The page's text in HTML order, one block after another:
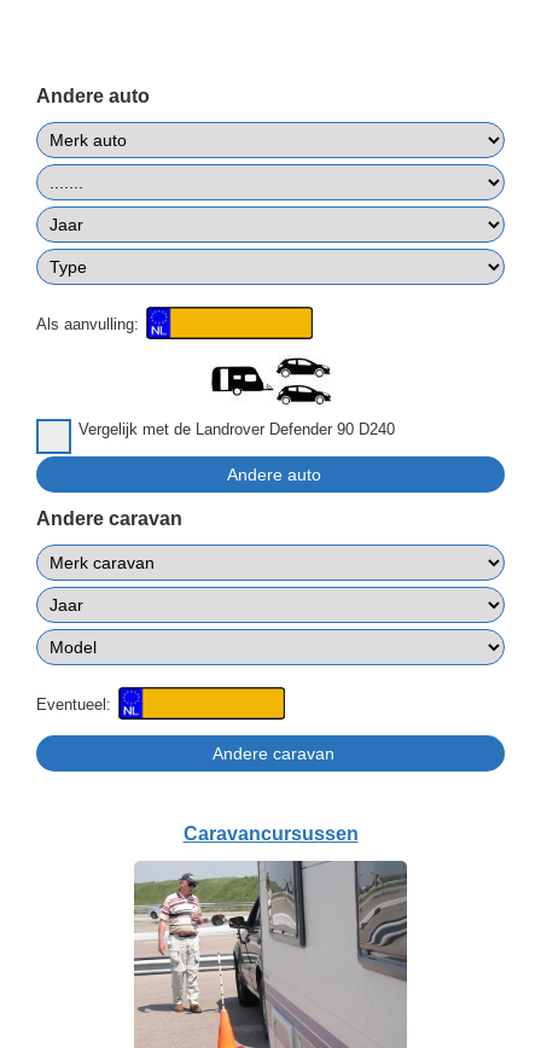
Andere auto
Als aanvulling:
Vergelijk met de Landrover Defender 90 D240
Andere caravan
Eventueel:
Caravancursussen